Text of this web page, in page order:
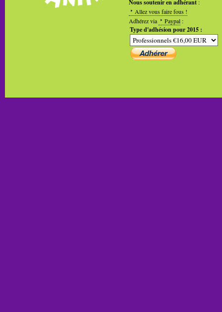
Nous soutenir en adhérant :
Allez vous faire fous !
Adhérez via
Paypal :
Type d'adhésion pour 2015 :